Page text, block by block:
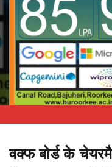
वक्फ बोर्ड के